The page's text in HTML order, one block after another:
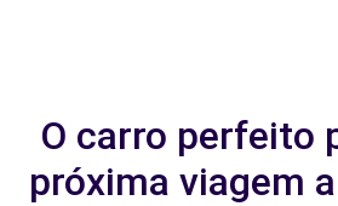
O carro perfeito
próxima viagem